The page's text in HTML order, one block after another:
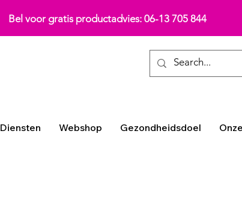
Bel voor gratis productadvies: 06-13 705 844
Diensten Webshop Gezondheidsdoel